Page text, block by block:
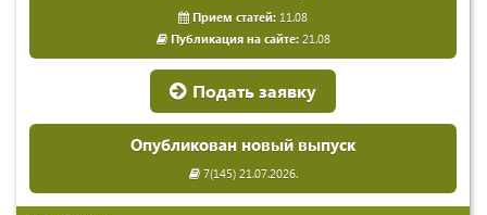
Прием статей: 11.08
Публикация на сайте:21.08
Подать заявку
Опубликован новый выпуск
7(145) 21.07.2026.